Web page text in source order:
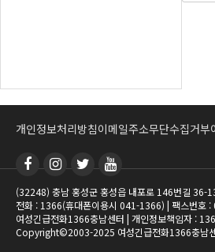
개인정보처리방침이메일주소무단수집거부
(32248) 충남 홍성군 홍성읍 내포로 146번길 36-
전화 : 1366(휴대폰이용시 041-1366) | 팩스번호
여성긴급전화1366충남센터 | 개인정보책임자 :
Copyright©2003-2025 여성긴급전화1366충남센